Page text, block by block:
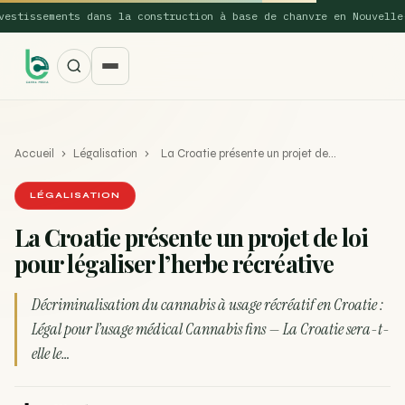
dans la construction à base de chanvre en Nouvelle-
SUGGESTIONS POPULAIRES
Une nouvelle étude montre que la vaporisation du
ACTU
La recette du Space Cake
Accueil › Légalisation › La Croatie présente un projet de…
LÉGALISATION
La Croatie présente un projet de loi
pour légaliser l’herbe récréative
Décriminalisation du cannabis à usage récréatif en Croatie :
Légal pour l’usage médical Cannabis fins — La Croatie sera-t-
elle le…